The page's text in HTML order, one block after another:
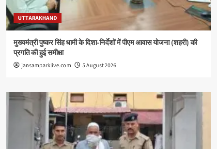
UTTARAKHAND
मुख्यमंत्री पुष्कर सिंह धामी के दिशा-निर्देशों में पीएम आवास योजना (शहरी) की
प्रगति की हुई समीक्षा
jansamparklive.com 5 August 2026